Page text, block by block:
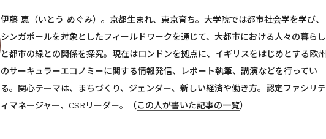
伊藤 恵（いとう めぐみ）。京都生まれ、東京育ち。大学院では都市社会学を学び、
シンガポールを対象としたフィールドワークを通じて、大都市における人々の暮らし
と都市の緑との関係を探究。現在はロンドンを拠点に、イギリスをはじめとする欧州
のサーキュラーエコノミーに関する情報発信、レポート執筆、講演などを行ってい
る。関心テーマは、まちづくり、ジェンダー、新しい経済や働き方。認定ファシリテ
ィマネージャー、CSRリーダー。（この人が書いた記事の一覧）